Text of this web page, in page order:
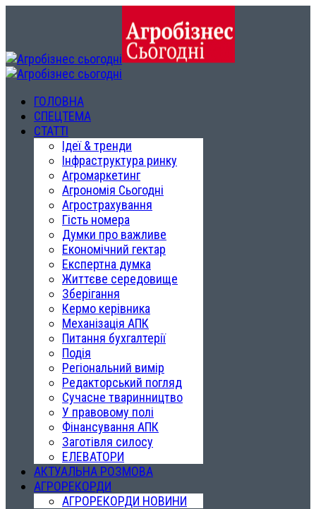
ГОЛОВНА
СПЕЦТЕМА
СТАТТІ
Ідеї & тренди
Інфраструктура ринку
Агромаркетинг
Агрономія Сьогодні
Агрострахування
Гість номера
Думки про важливе
Економічний гектар
Експертна думка
Життєве середовище
Зберігання
Кермо керівника
Механізація АПК
Питання бухгалтерії
Подія
Регіональний вимір
Редакторський погляд
Сучасне тваринництво
У правовому полі
Фінансування АПК
Заготівля силосу
ЕЛЕВАТОРИ
АКТУАЛЬНА РОЗМОВА
АГРОРЕКОРДИ
АГРОРЕКОРДИ НОВИНИ